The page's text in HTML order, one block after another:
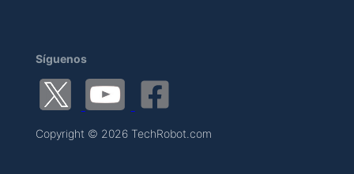
Síguenos
Copyright © 2026 TechRobot.com